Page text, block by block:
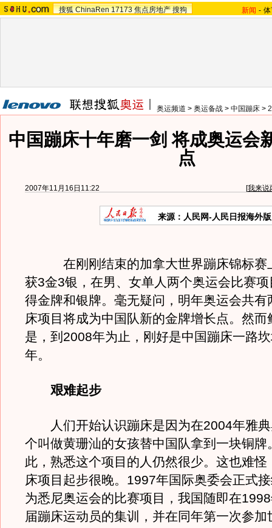
搜狐 ChinaRen 17173 焦点房地产 搜狗 新闻 -
奥运频道 > 奥运备战 > 中国蹦床 >
中国蹦床十年磨一剑 将成奥运会
点
2007年11月16日11:22 [我来说
来源：人民网-人民日报海外版
在刚刚结束的加拿大世界蹦床锦标赛
获3金3银，在男、女单人两个奥运会比赛
得金牌和银牌。毫无疑问，明年奥运会共有
床项目将成为中国队新的金牌增长点。然而
是，到2008年为止，刚好是中国蹦床一路
年。
艰难起步
人们开始认识蹦床是因为在2004年雅典
个叫做黄珊汕的女孩替中国队拿到一块铜牌
此，熟悉这个项目的人仍然很少。这也难怪
床项目起步很晚。1997年国际奥委会正式
为悉尼奥运会的比赛项目，我国随即在
届蹦床运动员的集训，并在同年第一次参加